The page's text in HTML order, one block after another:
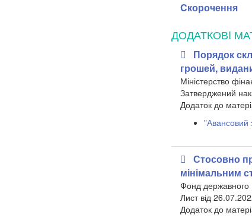
Cкорочення
ДОДАТКОВI
Порядок
грошей,
Міністерство
Затверджений
Додаток до
Стосовно
мінімальним
Фонд державного
Лист від
Додаток до